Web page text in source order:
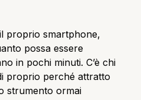
proprio smartphone,
possa essere
in pochi minuti. C’è chi
proprio perché attratto
strumento ormai